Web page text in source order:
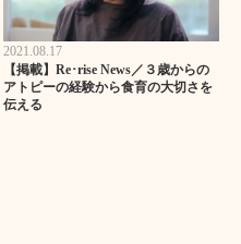
2021.08.17
【掲載】Re･rise News／３歳からの
アトピーの経験から食育の大切さを
伝える